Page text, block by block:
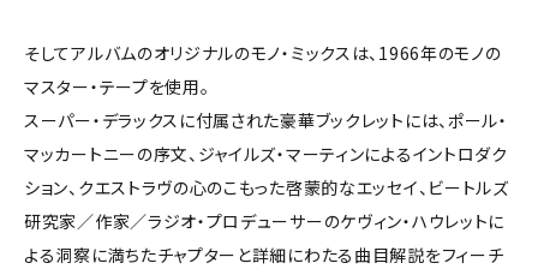
そしてアルバムのオリジナルのモノ・ミックスは、1966年のモノの
マスター・テープを使用。
スーパー・デラックスに付属された豪華ブックレットには、ポール・
マッカートニーの序文、ジャイルズ・マーティンによるイントロダク
ション、クエストラヴの心のこもった啓蒙的なエッセイ、ビートルズ
研究家／作家／ラジオ・プロデューサーのケヴィン・ハウレットに
よる洞察に満ちたチャプターと詳細にわたる曲目解説をフィーチ